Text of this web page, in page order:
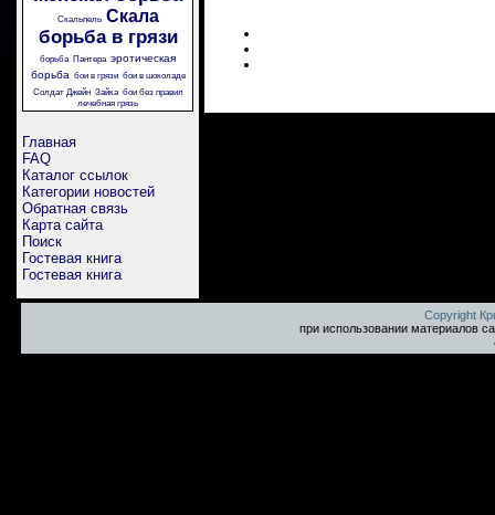
Скальпель Скала
борьба в грязи
борьба Пантера эротическая
борьба бои в грязи бои в шоколаде
Солдат Джейн Зайка бои без правил
лечебная грязь
Главная
FAQ
Каталог ссылок
Категории новостей
Обратная связь
Карта сайта
Поиск
Гостевая книга
Гостевая книга
Copyright
при использовании материалов